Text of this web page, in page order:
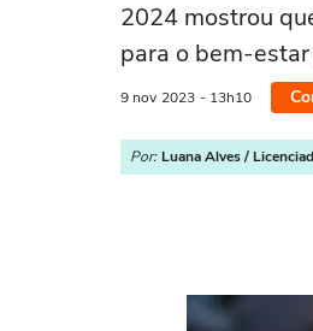
2024 mostrou
para o bem-
9 nov 2023 - 13h10
Por: Luana Alves /